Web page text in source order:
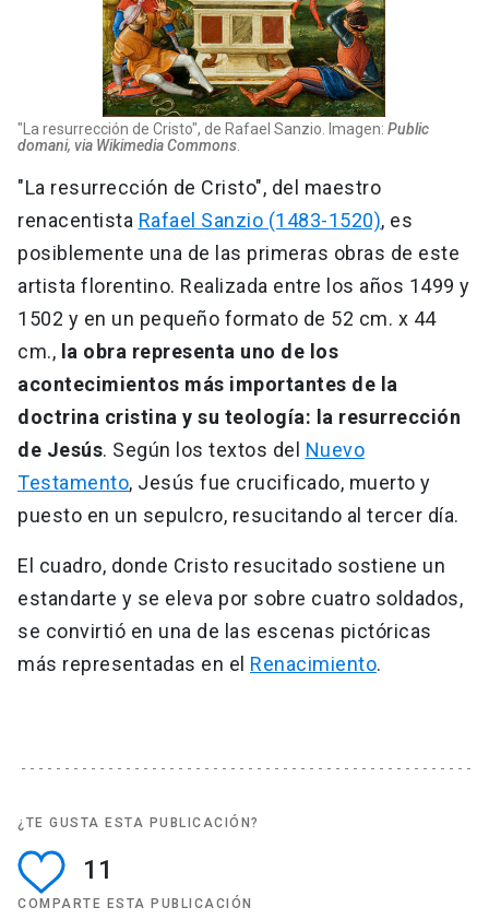
"La resurrección de Cristo", de Rafael Sanzio. Imagen: Public
domani, via Wikimedia Commons.
"La resurrección de Cristo", del maestro
renacentista Rafael Sanzio (1483-1520), es
posiblemente una de las primeras obras de este
artista florentino. Realizada entre los años 1499 y
1502 y en un pequeño formato de 52 cm. x 44
cm., la obra representa uno de los
acontecimientos más importantes de la
doctrina cristina y su teología: la resurrección
de Jesús. Según los textos del Nuevo
Testamento, Jesús fue crucificado, muerto y
puesto en un sepulcro, resucitando al tercer día.
El cuadro, donde Cristo resucitado sostiene un
estandarte y se eleva por sobre cuatro soldados,
se convirtió en una de las escenas pictóricas
más representadas en el Renacimiento.
¿TE GUSTA ESTA PUBLICACIÓN?
11
COMPARTE ESTA PUBLICACIÓN